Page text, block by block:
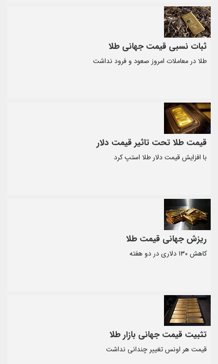
ثبات نسبی قیمت جهانی طلا
طلا در معاملات امروز صعود و فرود نداشت
قیمت طلا تحت تاثیر قیمت دلار
با افزایش قیمت دلار طلا استپ کرد
ریزش جهانی قیمت طلا
کاهش ۱۳۰ دلاری در دو هفته
تثبیت قیمت جهانی بازار طلا
قیمت هر اونس تغییر چندانی نداشت